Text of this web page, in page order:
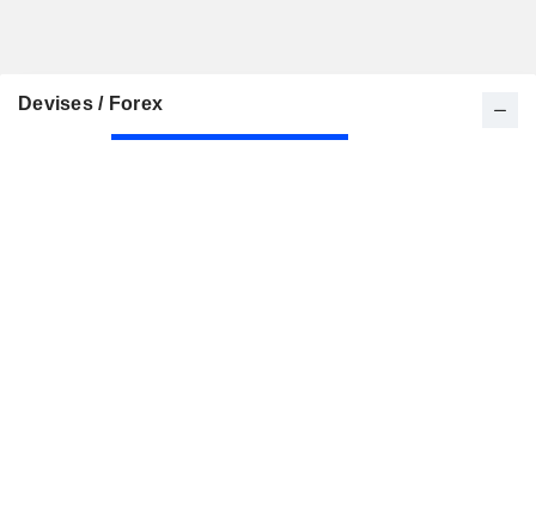
Devises / Forex